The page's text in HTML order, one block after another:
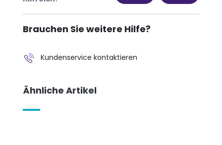
Brauchen Sie weitere Hilfe?
Kundenservice kontaktieren
Ähnliche Artikel